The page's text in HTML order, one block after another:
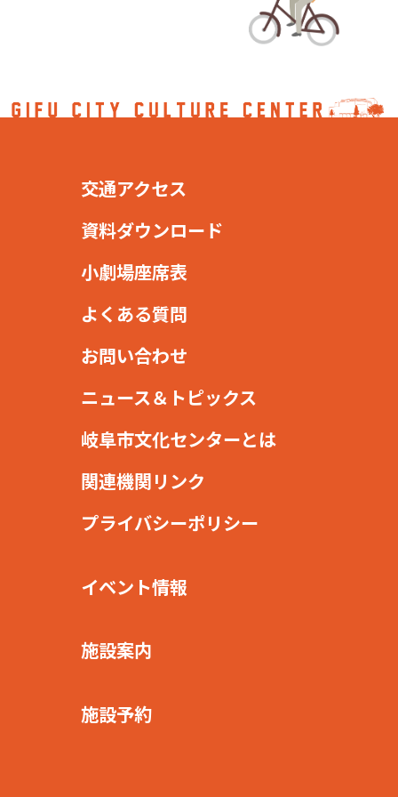
交通アクセス
資料ダウンロード
小劇場座席表
よくある質問
お問い合わせ
ニュース＆トピックス
岐阜市文化センターとは
関連機関リンク
プライバシーポリシー
イベント情報
施設案内
施設予約